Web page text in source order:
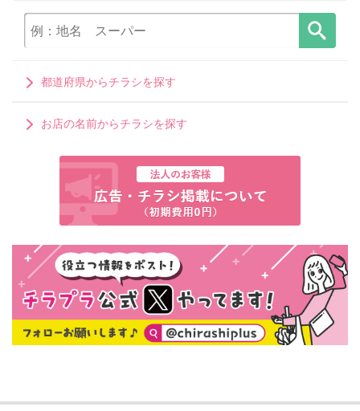
都道府県からチラシを探す
お店の名前からチラシを探す